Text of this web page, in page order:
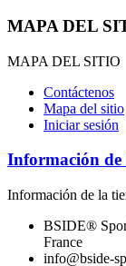
MAPA DEL
MAPA DEL SITIO
Contáctenos
Mapa del sitio
Iniciar sesión
Información de
Información de la
BSIDE®
France
info@bside-